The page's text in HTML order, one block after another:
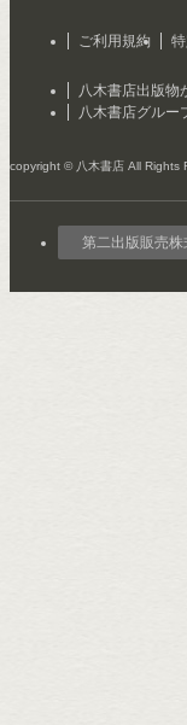
ご利用規約
八木書店出版物
八木書店グルー
copyright © 八木書店 All Rights
第二出版販売株